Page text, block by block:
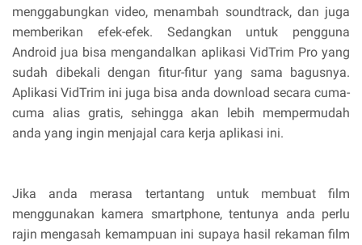
menggabungkan video, menambah soundtrack, dan juga
memberikan efek-efek. Sedangkan untuk pengguna
Android jua bisa mengandalkan aplikasi VidTrim Pro yang
sudah dibekali dengan fitur-fitur yang sama bagusnya.
Aplikasi VidTrim ini juga bisa anda download secara cuma-
cuma alias gratis, sehingga akan lebih mempermudah
anda yang ingin menjajal cara kerja aplikasi ini.
Jika anda merasa tertantang untuk membuat film
menggunakan kamera smartphone, tentunya anda perlu
rajin mengasah kemampuan ini supaya hasil rekaman film